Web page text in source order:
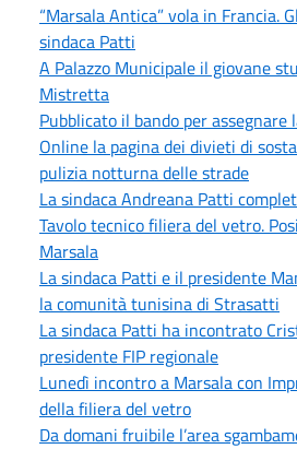
“Marsala Antica” vola in Francia.
sindaca Patti
A Palazzo Municipale il giovane
Mistretta
Pubblicato il bando per assegnare
Online la pagina dei divieti di
pulizia notturna delle strade
La sindaca Andreana Patti
Tavolo tecnico filiera del vetro.
Marsala
La sindaca Patti e il presidente
la comunità tunisina di Strasatti
La sindaca Patti ha incontrato
presidente FIP regionale
Lunedì incontro a Marsala con
della filiera del vetro
Da domani fruibile l’area